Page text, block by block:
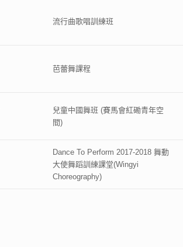
流行曲歌唱訓練班
芭蕾舞課程
兒童中國舞班 (賽馬會紅磡青年空
間)
Dance To Perform 2017-2018 舞動
大使舞蹈訓練課堂(Wingyi
Choreography)